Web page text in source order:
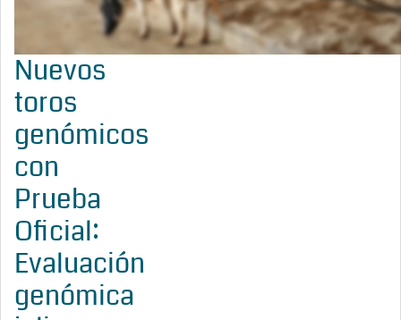
Nuevos
toros
genómicos
con
Prueba
Oficial:
Evaluación
genómica